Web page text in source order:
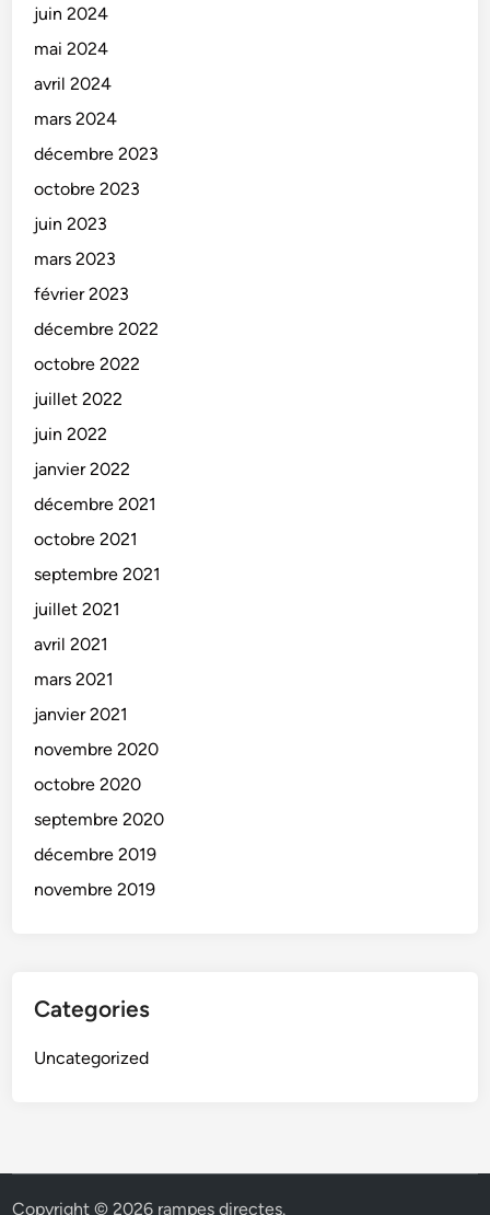
juin 2024
mai 2024
avril 2024
mars 2024
décembre 2023
octobre 2023
juin 2023
mars 2023
février 2023
décembre 2022
octobre 2022
juillet 2022
juin 2022
janvier 2022
décembre 2021
octobre 2021
septembre 2021
juillet 2021
avril 2021
mars 2021
janvier 2021
novembre 2020
octobre 2020
septembre 2020
décembre 2019
novembre 2019
Categories
Uncategorized
Copyright © 2026 rampes directes.